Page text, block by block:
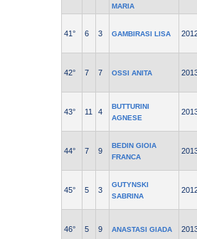
MARIA
41° 6 3 GAMBIRASI LISA
42° 7 7 OSSI ANITA
43° 11 4
BUTTURINI
AGNESE
44° 7 9
BEDIN GIOIA
FRANCA
45° 5 3
GUTYNSKI
SABRINA
46° 5 9 ANASTASI GIADA